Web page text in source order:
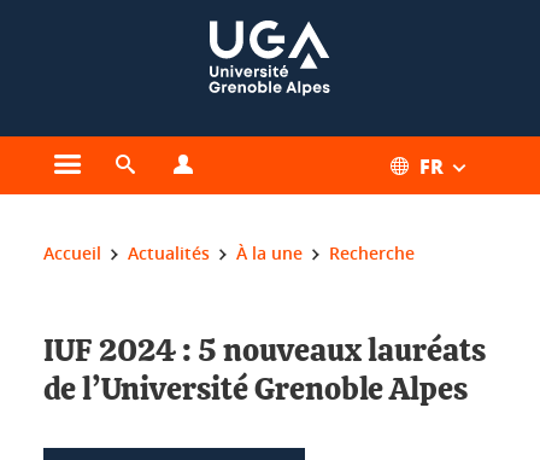
Ouvrir le menu principal
Ouvrir le moteur de recherche FR
Vous êtes ici :
Accueil Actualités À la une Recherche
IUF 2024 : 5 nouveaux lauréats
de l’Université Grenoble Alpes